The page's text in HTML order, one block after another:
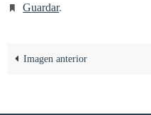
Guardar.
Imagen anterior